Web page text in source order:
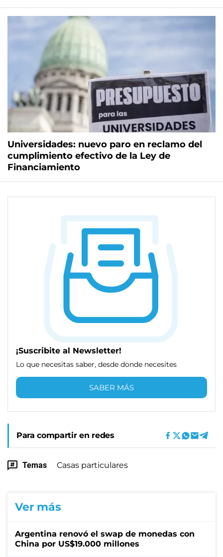
Universidades: nuevo paro en reclamo del
cumplimiento efectivo de la Ley de
Financiamiento
¡Suscribite al Newsletter!
Lo que necesitas saber, desde donde necesites
SABER MÁS
Para compartir en redes
Temas Casas particulares
Ver más
Argentina renovó el swap de monedas con
China por US$19.000 millones